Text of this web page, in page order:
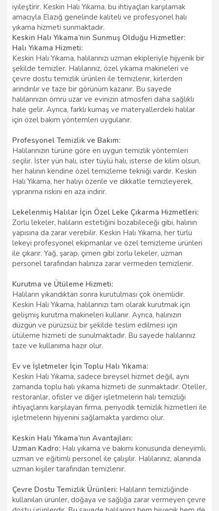
iyileştirir. Keskin Halı Yıkama, bu ihtiyaçları karşılamak
amacıyla Elazığ genelinde kaliteli ve profesyonel halı
yıkama hizmeti sunmaktadır.
Keskin Halı Yıkama’nın Sunmuş Olduğu Hizmetler:
Halı Yıkama Hizmeti:
Keskin Halı Yıkama, halılarınızı uzman ekipleriyle hijyenik bir
şekilde temizler. Halılarınız, özel yıkama makineleri ve
çevre dostu temizlik ürünleri ile temizlenir, kirlerden
arındırılır ve taze bir görünüm kazanır. Bu sayede
halılarınızın ömrü uzar ve evinizin atmosferi daha sağlıklı
hale gelir. Ayrıca, farklı kumaş ve materyallerdeki halılar
için özel bakım yöntemleri uygulanır.
Profesyonel Temizlik ve Bakım:
Halılarınızın türüne göre en uygun temizlik yöntemleri
seçilir. İster yün halı, ister tüylü halı, isterse de kilim olsun,
her halının kendine özel temizleme tekniği vardır. Keskin
Halı Yıkama, her halıyı özenle ve dikkatle temizleyerek,
yıpranma riskini en aza indirir.
Lekelenmiş Halılar İçin Özel Leke Çıkarma Hizmetleri:
Zorlu lekeler, halıların estetiğini bozabileceği gibi, halının
yapısına da zarar verebilir. Keskin Halı Yıkama, her türlü
lekeyi profesyonel ekipmanlar ve özel temizleme ürünleri
ile çıkarır. Yağ, şarap, çimen gibi zorlu lekeler, uzman
personel tarafından halınıza zarar vermeden temizlenir.
Kurutma ve Ütüleme Hizmeti:
Halıların yıkandıktan sonra kurutulması çok önemlidir.
Keskin Halı Yıkama, halılarınızı tam olarak kurutmak için
gelişmiş kurutma makineleri kullanır. Ayrıca, halınızın
düzgün ve pürüzsüz bir şekilde teslim edilmesi için
ütüleme hizmeti de sunulmaktadır. Bu sayede halılarınız
taze ve kullanıma hazır olur.
Ev ve İşletmeler İçin Toplu Halı Yıkama:
Keskin Halı Yıkama, sadece bireysel hizmet değil, aynı
zamanda toplu halı yıkama hizmeti de sunmaktadır. Oteller,
restoranlar, ofisler ve diğer işletmelerin halı temizliği
ihtiyaçlarını karşılayan firma, periyodik temizlik hizmetleri ile
işletmelerin hijyenini sağlamakta yardımcı olur.
Keskin Halı Yıkama’nın Avantajları:
Uzman Kadro: Halı yıkama ve bakımı konusunda deneyimli,
uzman ve eğitimli personel ile çalışılır. Halılarınız, alanında
uzman kişiler tarafından temizlenir.
Çevre Dostu Temizlik Ürünleri: Halıların temizliğinde
kullanılan ürünler, doğaya ve sağlığa zarar vermeyen çevre